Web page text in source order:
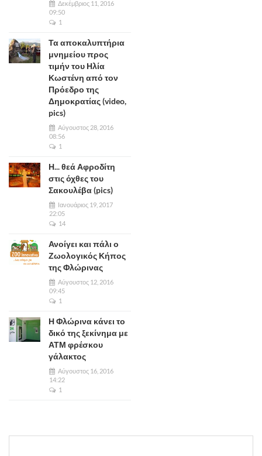
Δεκέμβριος 11, 2016
09:50
1
Τα αποκαλυπτήρια
μνημείου προς
τιμήν του Ηλία
Κωστένη από τον
Πρόεδρο της
Δημοκρατίας (video,
pics)
Αύγουστος 28, 2016
08:56
1
Η... θεά Αφροδίτη
στις όχθες του
Σακουλέβα (pics)
Ιανουάριος 19, 2017
22:05
14
Ανοίγει και πάλι ο
Ζωολογικός Κήπος
της Φλώρινας
Αύγουστος 12, 2016
09:45
1
Η Φλώρινα κάνει το
δικό της ξεκίνημα με
ΑΤΜ φρέσκου
γάλακτος
Αύγουστος 16, 2016
14:22
1